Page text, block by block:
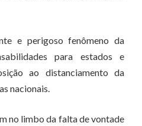
e perigoso fenômeno da
para estados e
ao distanciamento da
nacionais.
no limbo da falta de vontade